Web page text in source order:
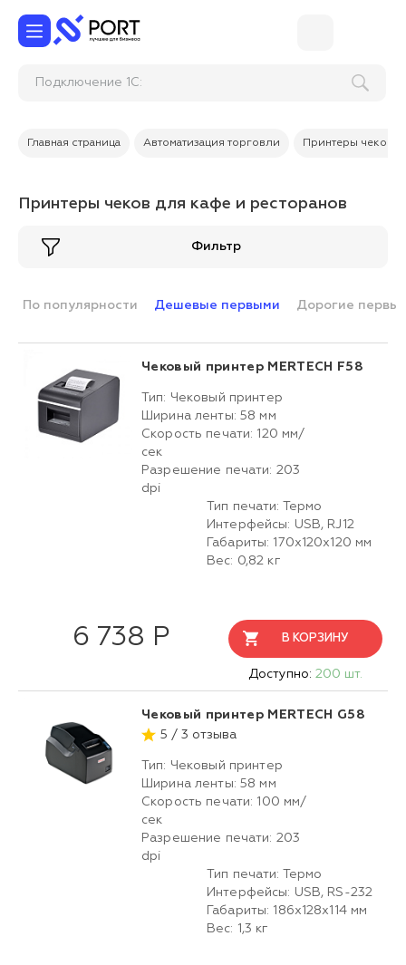
Подкл
Главная страница Автоматизация торговли Принтеры чеков,
Принтеры чеков для кафе и ресторанов
Фильтр
По популярности Дешевые первыми Дорогие
Чековый принтер MERTECH F58
Тип: Чековый принтер
Ширина ленты: 58 мм
Скорость печати: 120 мм/
сек
Разрешение печати: 203
dpi
Тип печати: Термо
Интерфейсы: USB, RJ12
Габариты: 170x120x120 мм
Вес: 0,82 кг
6 738 Р В КОРЗИНУ
Доступно: 200 шт.
Чековый принтер MERTECH G58
5 / 3 отзыва
Тип: Чековый принтер
Ширина ленты: 58 мм
Скорость печати: 100 мм/
сек
Разрешение печати: 203
dpi
Тип печати: Термо
Интерфейсы: USB, RS-232
Габариты: 186x128x114 мм
Вес: 1,3 кг